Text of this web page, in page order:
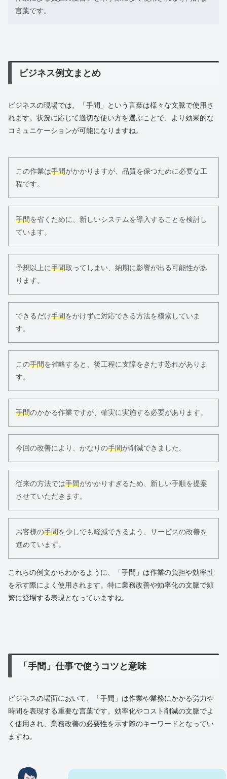
言葉です。
ビジネス例文まとめ
ビジネスの現場では、「手間」という言葉は様々な文脈で使用さ
れます。状況に応じて適切な使い方を選ぶことで、より効果的な
コミュニケーションが可能になりますね。
この作業は手間がかかりますが、品質を保つために必要な工
程です。
手間を省くために、新しいシステムを導入することを検討し
ています。
予想以上に手間取ってしまい、納期に影響が出る可能性があ
ります。
できるだけ手間をかけずに対応できる方法を模索していま
す。
この手間を省略すると、後工程に支障をきたす恐れがありま
す。
手間のかかる作業ですが、確実に実施する必要があります。
今回の改善により、かなりの手間が削減できました。
従来の方法では手間がかかりすぎるため、新しい手順を提案
させていただきます。
お客様の手間を少しでも軽減できるよう、サービスの改善を
進めています。
これらの例文からわかるように、「手間」は作業の負担や効率性
を示す際によく使用されます。特に業務改善や効率化の文脈で頻
繁に登場する表現となっていますね。
「手間」仕事で使うコツと意味
ビジネスの場面において、「手間」は作業や業務にかかる労力や
時間を表現する重要な言葉です。効率化やコスト削減の文脈でよ
く使用され、業務改善の必要性を示す際のキーワードとなってい
ますね。